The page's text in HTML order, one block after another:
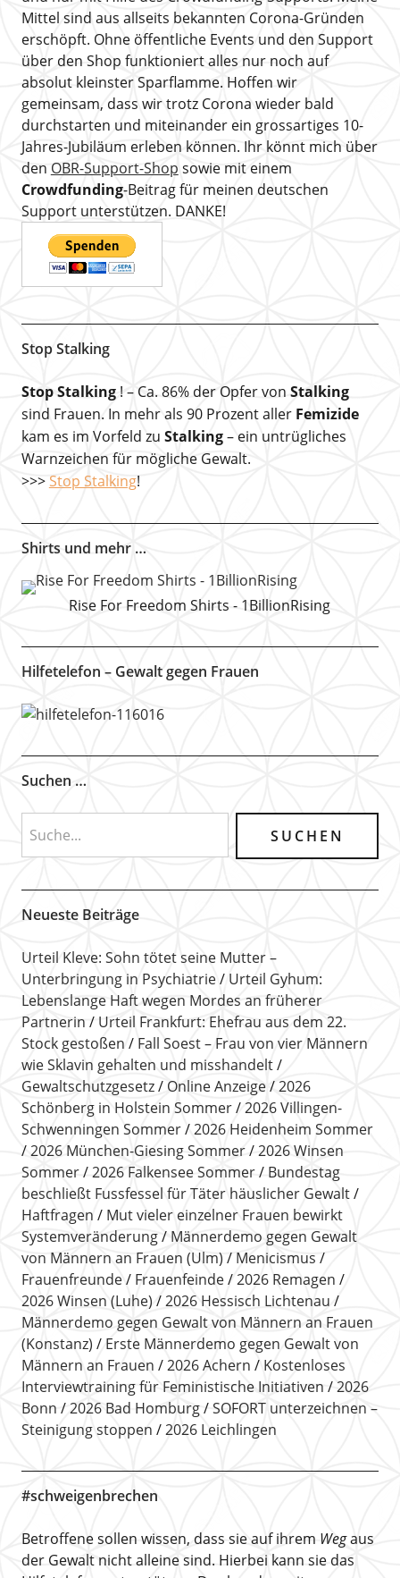
Mittel sind aus allseits bekannten Corona-Gründen
erschöpft. Ohne öffentliche Events und den Support
über den Shop funktioniert alles nur noch auf
absolut kleinster Sparflamme. Hoffen wir
gemeinsam, dass wir trotz Corona wieder bald
durchstarten und miteinander ein grossartiges 10-
Jahres-Jubiläum erleben können. Ihr könnt mich über
den OBR-Support-Shop sowie mit einem
Crowdfunding-Beitrag für meinen deutschen
Support unterstützen. DANKE!
Stop Stalking
Stop Stalking! – Ca. 86% der Opfer von Stalking
sind Frauen. In mehr als 90 Prozent aller Femizide
kam es im Vorfeld zu Stalking– ein untrügliches
Warnzeichen für mögliche Gewalt.
>>> Stop Stalking!
Shirts und mehr …
Rise For Freedom Shirts - 1BillionRising
Hilfetelefon – Gewalt gegen Frauen
Suchen …
Neueste Beiträge
Urteil Kleve: Sohn tötet seine Mutter –
Unterbringung in Psychiatrie
Urteil Gyhum:
Lebenslange Haft wegen Mordes an früherer
Partnerin
Urteil Frankfurt: Ehefrau aus dem 22.
Stock gestoßen
Fall Soest – Frau von vier Männern
wie Sklavin gehalten und misshandelt
Gewaltschutzgesetz
Online Anzeige
2026
Schönberg in Holstein Sommer
2026 Villingen-
Schwenningen Sommer
2026 Heidenheim Sommer
2026 München-Giesing Sommer
2026 Winsen
Sommer
2026 Falkensee Sommer
Bundestag
beschließt Fussfessel für Täter häuslicher Gewalt
Haftfragen
Mut vieler einzelner Frauen bewirkt
Systemveränderung
Männerdemo gegen Gewalt
von Männern an Frauen (Ulm)
Menicismus
Frauenfreunde
Frauenfeinde
2026 Remagen
2026 Winsen (Luhe)
2026 Hessisch Lichtenau
Männerdemo gegen Gewalt von Männern an Frauen
(Konstanz)
Erste Männerdemo gegen Gewalt von
Männern an Frauen
2026 Achern
Kostenloses
Interviewtraining für Feministische Initiativen
2026
Bonn
2026 Bad Homburg
SOFORT unterzeichnen –
Steinigung stoppen
2026 Leichlingen
#schweigenbrechen
Betroffene sollen wissen, dass sie auf ihrem Wegaus
der Gewalt nicht alleine sind. Hierbei kann sie das